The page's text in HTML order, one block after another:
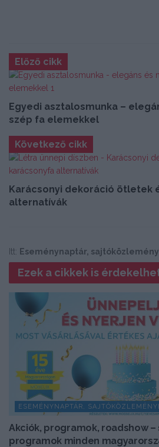
Előző cikk
Egyedi asztalosmunka –
szép fa elemekkel
Következő cikk
Karácsonyi dekoráció ötletek
alternatívák
Itt: Eseménynaptár,
Ezek a cikkek is
ESEMÉNYNAPTÁR,
Akciók, programok, roadshow
programok minden